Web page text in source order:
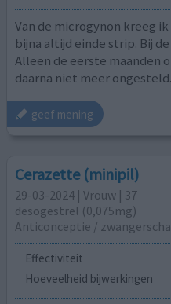
Van de microgynon kreeg
bijna altijd einde strip. Bij
Alleen de eerste maanden
daarna niet meer
geef mening
Cerazette (minipil)
29-03-2024 | Vrouw | 37
desogestrel (0,075mg)
Anticonceptie /
Effectiviteit
Hoeveelheid bijwerkingen